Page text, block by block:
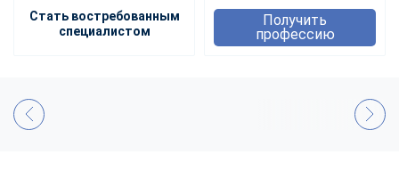
Стать востребованным
специалистом
Получить
профессию